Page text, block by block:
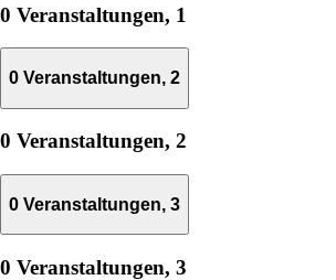
0 Veranstaltungen, 1
0 Veranstaltungen, 2
0 Veranstaltungen, 2
0 Veranstaltungen, 3
0 Veranstaltungen, 3